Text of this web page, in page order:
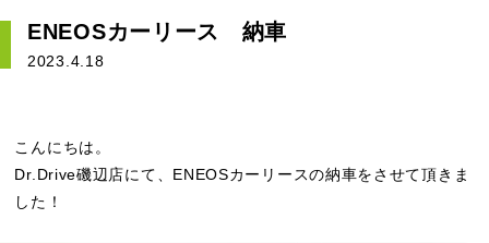
ENEOSカーリース 納車
2023.4.18
こんにちは。
Dr.Drive磯辺店にて、ENEOSカーリースの納車をさせて頂きま
した！